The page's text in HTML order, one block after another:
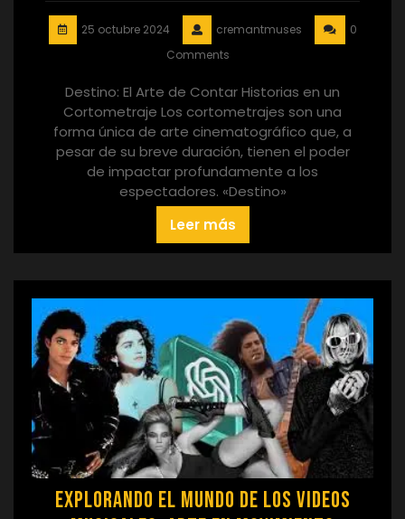
25 octubre 2024 cremantmuses
0
Comments
Destino: El Arte de Contar Historias en un
Cortometraje Los cortometrajes son una
forma única de arte cinematográfico que, a
pesar de su breve duración, tienen el poder
de impactar profundamente a los
espectadores. «Destino»
Leer más
Explorando el Mundo de los Videos